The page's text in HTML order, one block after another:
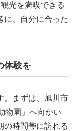
光を満喫できる
に、自分に合った
体験を
。まずは、旭川市
物園」へ向かい
の時間帯に訪れる